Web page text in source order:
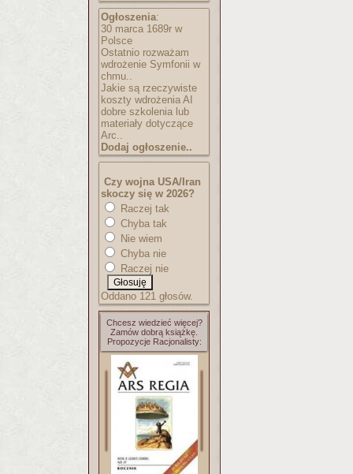
Ogłoszenia:
30 marca 1689r w
Polsce
Ostatnio rozważam
wdrożenie Symfonii w
chmu..
Jakie są rzeczywiste
koszty wdrożenia AI
dobre szkolenia lub
materiały dotyczące
Arc..
Dodaj ogłoszenie..
Czy wojna USA/Iran
skoczy się w 2026?
Raczej tak
Chyba tak
Nie wiem
Chyba nie
Raczej nie
Oddano 121 głosów.
Chcesz wiedzieć więcej?
Zamów dobrą książkę.
Propozycje Racjonalisty: